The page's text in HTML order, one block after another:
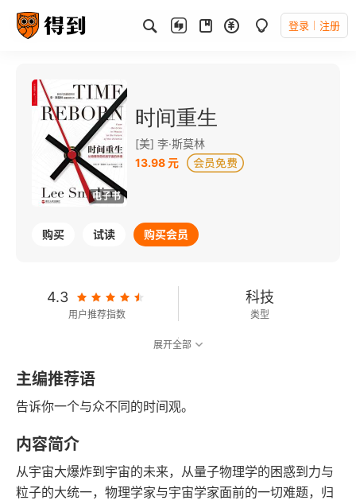
登录 注册
电子书
时间重生
[美] 李·斯莫林
13.98 元
购买 试读 购买会员
4.3
用户推荐指数
科技
类型
219千字
字数
展开全部
主编推荐语
告诉你一个与众不同的时间观。
内容简介
从宇宙大爆炸到宇宙的未来，从量子物理学的困惑到力与
粒子的大统一，物理学家与宇宙学家面前的一切难题，归